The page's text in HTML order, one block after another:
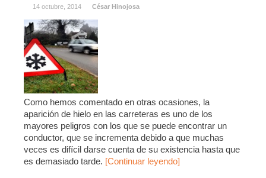
14 octubre, 2014 César Hinojosa
Como hemos comentado en otras ocasiones, la
aparición de hielo en las carreteras es uno de los
mayores peligros con los que se puede encontrar un
conductor, que se incrementa debido a que muchas
veces es difícil darse cuenta de su existencia hasta que
es demasiado tarde. [Continuar leyendo]